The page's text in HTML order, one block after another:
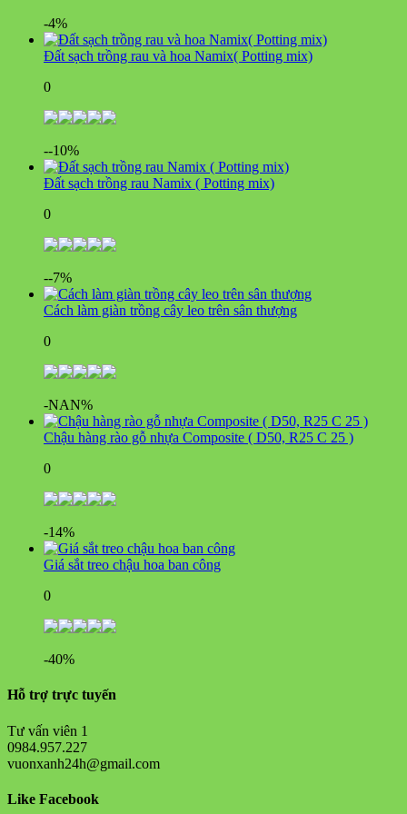
-4%
Đất sạch trồng rau và hoa Namix( Potting mix)
0
--10%
Đất sạch trồng rau Namix ( Potting mix)
0
--7%
Cách làm giàn trồng cây leo trên sân thượng
0
-NAN%
Chậu hàng rào gỗ nhựa Composite ( D50, R25 C 25 )
0
-14%
Giá sắt treo chậu hoa ban công
0
-40%
Hỗ trợ trực tuyến
Tư vấn viên 1
0984.957.227
vuonxanh24h@gmail.com
Like Facebook